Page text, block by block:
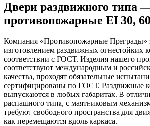
Двери раздвижного типа
противопожарные EI 30,
Компания «Противопожарные Преграды»
изготовлением раздвижных огнестойких
соответствии с ГОСТ. Изделия нашего
соответствуют международным и
качества, проходят обязательные
сертифицированы по ГОСТ. Раздвижные
выпускаются в любых габаритах. В
распашного типа, с маятниковым
требуют свободного пространства для
как перемещаются вдоль каркаса.